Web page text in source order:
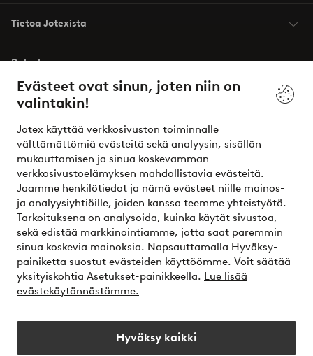
Evästeet ovat sinun, joten niin on
valintakin!
Jotex käyttää verkkosivuston toiminnalle
välttämättömiä evästeitä sekä analyysin, sisällön
mukauttamisen ja sinua koskevamman
verkkosivustoelämyksen mahdollistavia evästeitä.
Jaamme henkilötiedot ja nämä evästeet niille mainos-
ja analyysiyhtiöille, joiden kanssa teemme yhteistyötä.
Tarkoituksena on analysoida, kuinka käytät sivustoa,
sekä edistää markkinointiamme, jotta saat paremmin
sinua koskevia mainoksia. Napsauttamalla Hyväksy-
painiketta suostut evästeiden käyttöömme. Voit säätää
yksityiskohtia Asetukset-painikkeella. Lue lisää
evästekäytännöstämme.
Hyväksy kaikki
Tietoa Jotexista
Palvelumme
Ehdot
Ystävät
Turvalliset maksut – maksa nyt tai erissä
Haluatko tietää lisää maksuvaihtoehdoistamme?
elpy